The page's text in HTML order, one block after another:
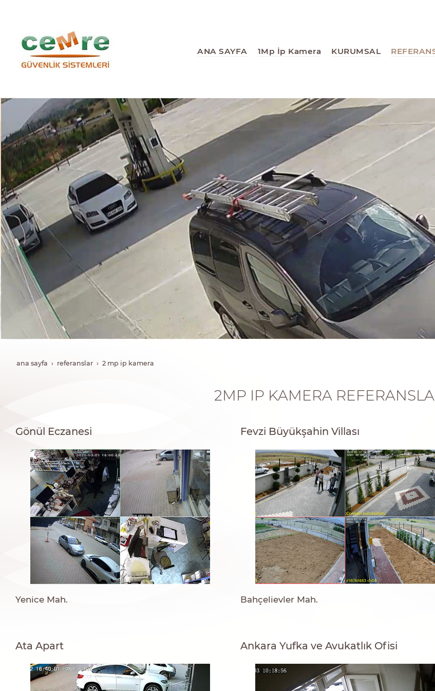
ANA SAYFA 1Mp İp Kamera KURUMSAL
ana sayfa referanslar 2 mp i̇p kamera
2MP IP KAMERA
Gönül Eczanesi
Yenice Mah.
Fevzi Büyükşahin Villası
Bahçelievler Mah.
Ata Apart Ankara Yufka ve Avukatlık Ofisi